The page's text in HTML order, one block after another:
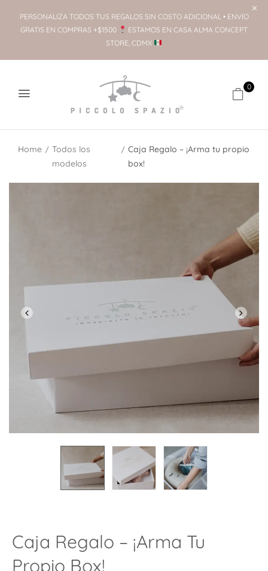
PERSONALIZA TODOS TUS REGALOS SIN COSTO ADICIONAL • ENVÍO
GRATIS EN COMPRAS +$1500
ESTAMOS EN CASA ALMA CONCEPT
STORE, CDMX
0
Home
Todos los
modelos
Caja Regalo – ¡Arma tu propio
box!
Caja Regalo – ¡Arma Tu
Propio Box!